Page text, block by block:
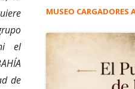
el
de
MUSEO CARGADORES